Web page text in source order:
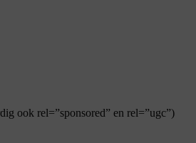
ook rel=”sponsored” en rel=”ugc”)